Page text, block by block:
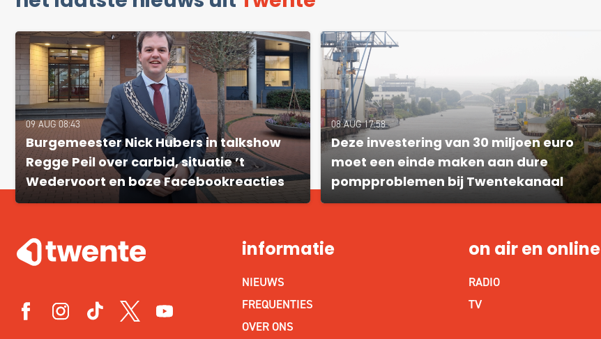
09 AUG 08:43
Burgemeester Nick Hubers in talkshow
Regge Peil over carbid, situatie ’t
Wedervoort en boze Facebookreacties
08 AUG 17:58
Deze investering van 30 miljoen euro
moet een einde maken aan dure
pompproblemen bij Twentekanaal
informatie
NIEUWS
FREQUENTIES
OVER ONS
on air en online
RADIO
TV